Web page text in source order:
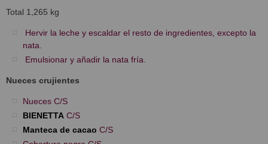
Total 1,265 kg
Hervir la leche y escaldar el resto de ingredientes, excepto la
nata.
Emulsionar y añadir la nata fría.
Nueces crujientes
Nueces C/S
BIENETTA C/S
Manteca de cacao C/S